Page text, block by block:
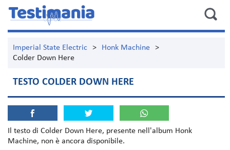
Imperial State Electric > Honk Machine
>
Colder Down Here
TESTO COLDER DOWN HERE
Il testo di Colder Down Here, presente nell'album Honk
Machine, non è ancora disponibile.